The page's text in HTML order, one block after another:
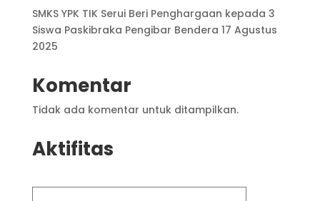
SMKS YPK TIK Serui Beri Penghargaan kepada 3
Siswa Paskibraka Pengibar Bendera 17 Agustus
2025
Komentar
Tidak ada komentar untuk ditampilkan.
Aktifitas